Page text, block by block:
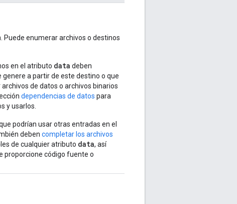
Puede enumerar archivos o destinos
en el atributo data deben
a partir de este destino o que
de datos o archivos binarios
dependencias de datos para
y usarlos.
podrían usar otras entradas en el
deben completar los archivos
de cualquier atributo data, así
proporcione código fuente o